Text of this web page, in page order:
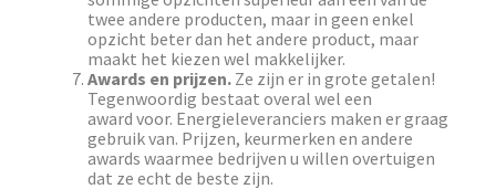
twee andere producten, maar in geen enkel
opzicht beter dan het andere product, maar
maakt het kiezen wel makkelijker.
Awards en prijzen. Ze zijn er in grote getalen!
Tegenwoordig bestaat overal wel een
award voor. Energieleveranciers maken er graag
gebruik van. Prijzen, keurmerken en andere
awards waarmee bedrijven u willen overtuigen
dat ze echt de beste zijn.